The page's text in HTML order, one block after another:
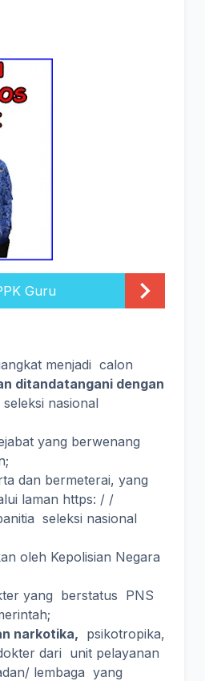
Guru
menjadi calon
ditandatangani dengan
nasional
yang berwenang
dan bermeterai, yang
laman https: / /
seleksi nasional
oleh Kepolisian Negara
yang berstatus PNS
narkotika, psikotropika,
dari unit pelayanan
lembaga yang